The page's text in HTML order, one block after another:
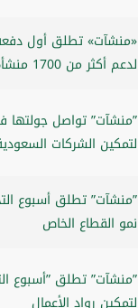
«منشآت» تطلق أول
لدعم أكثر من 1700 منشأة...
”منشآت” تواصل جولتها
لتمكين الشركات
”منشآت” تطلق أسبوع
نمو القطاع الخاص
”منشآت” تطلق ”أسبوع